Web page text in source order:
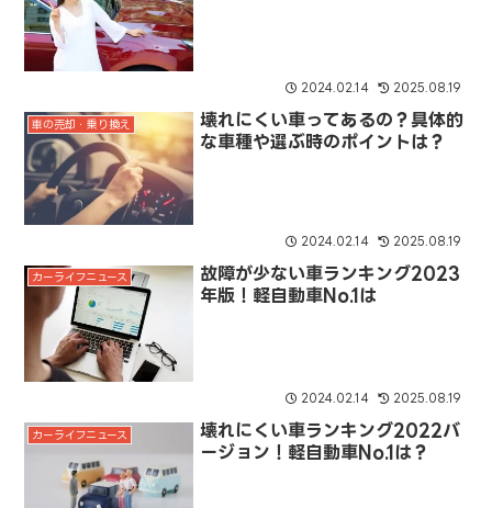
2024.02.14 2025.08.19
車の売却・乗り換え
壊れにくい車ってあるの？具体的
な車種や選ぶ時のポイントは？
2024.02.14 2025.08.19
カーライフニュース
故障が少ない車ランキング2023
年版！軽自動車No.1は
2024.02.14 2025.08.19
カーライフニュース
壊れにくい車ランキング2022バ
ージョン！軽自動車No.1は？